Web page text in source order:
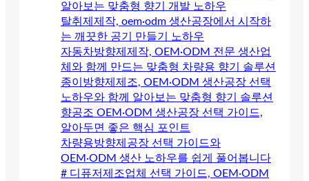
알아보는 맞춤형 향기 개발 노하우
탈취제제작, oem·odm 생산공장에서 시작하
는 깨끗한 공기 만들기 노하우
자동차방향제제작, OEM·ODM 전문 생산업
체와 함께 만드는 맞춤형 차량용 향기 솔루션
종이방향제제조, OEM·ODM 생산공장 선택
노하우와 함께 알아보는 맞춤형 향기 솔루션
향공조 OEM·ODM 생산공장 선택 가이드,
알아두면 좋은 핵심 포인트
차량용방향제공장 선택 가이드와
OEM·ODM 생산 노하우를 쉽게 풀어봅니다
# 디퓨저제조업체 선택 가이드, OEM·ODM